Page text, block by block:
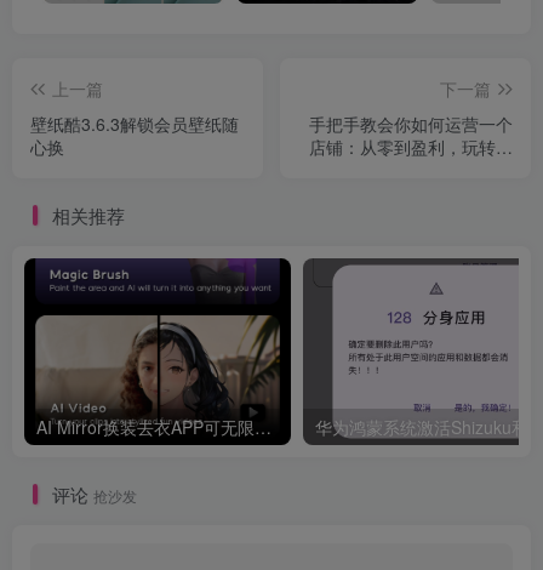
上一篇
壁纸酷3.6.3解锁会员壁纸随
心换
下一篇
手把手教会你如何运营一个
店铺：从零到盈利，玩转小
相关推荐
AI Mirror换装去衣APP可无限白嫖！
评论 抢沙发